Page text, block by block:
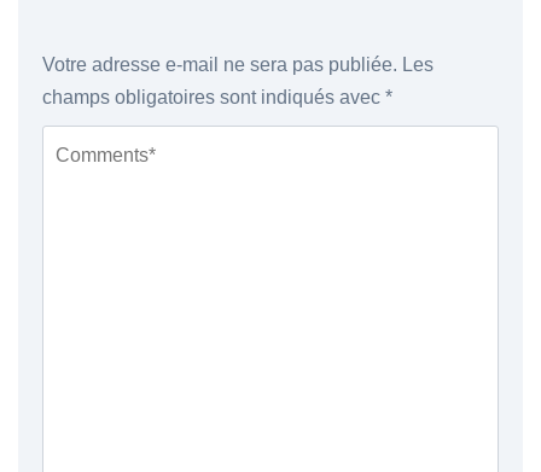
Votre adresse e-mail ne sera pas publiée. Les
champs obligatoires sont indiqués avec *